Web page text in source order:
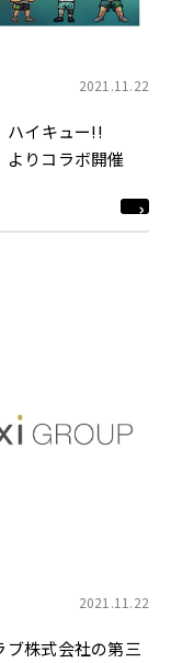
2021.11.22
ハイキュー!!
りコラボ開催
2021.11.22
ブ株式会社の第三